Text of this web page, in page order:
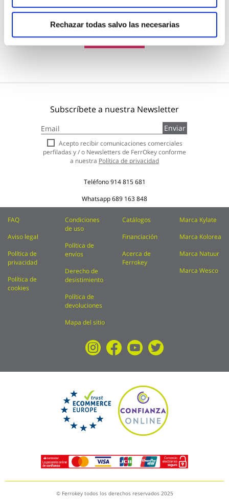
Rechazar todas salvo las necesarias
17,05 €
Añadir al carrito
Subscríbete a nuestra Newsletter
a
nuestro
boletín
de
Enviar
Acepto recibir comunicaciones comerciales
perfiladas y / o Newsletters de FerrOkey conforme
a nuestra Política de privacidad
Teléfono914 815 681
Whatsapp689 163 848
FAQ
Aviso legal
Política de
privacidad
Política de
cookies
Condiciones
de uso
Política de
envíos
Derecho de
desistimiento
Política de
devoluciones
Mapa del sitio
Catálogos
Financiación
Acerca de
Ferrokey
Marca Kylate
Marca Kolorea
Marca Natuur
Marca Wesco
© Ferrokey todos los derechos reservados 2025